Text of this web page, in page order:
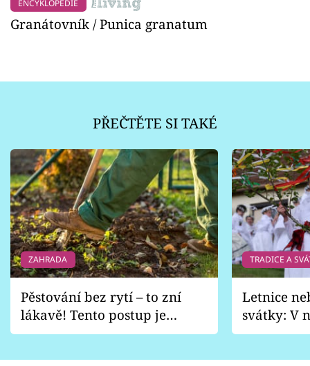
ENCYKLOPEDIE
Granátovník / Punica granatum
PŘEČTĚTE SI TAKÉ
ZAHRADA
Pěstování bez rytí – to zní
lákavě! Tento postup je
vhodný jen pro některé
TRADICE A
Letnice
svátky: V
pondělí